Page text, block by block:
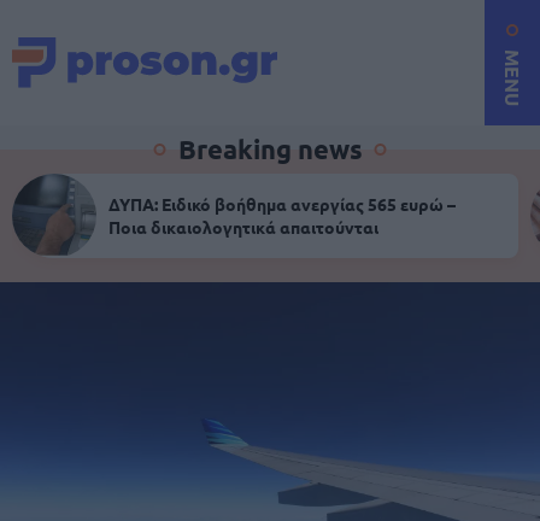
MENU
Breaking news
ΔΥΠΑ: Ειδικό βοήθημα ανεργίας 565 ευρώ –
Ποια δικαιολογητικά απαιτούνται